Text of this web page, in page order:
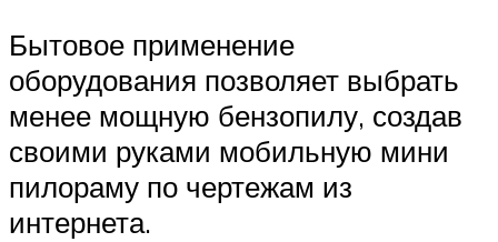
Бытовое применение
оборудования позволяет выбрать
менее мощную бензопилу, создав
своими руками мобильную мини
пилораму по чертежам из
интернета.